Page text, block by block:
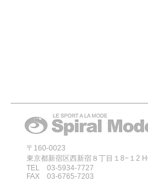
〒160-0023
東京都新宿区西新宿８丁目１8−１2
TEL 03-5934-7727
FAX 03-6765-7203